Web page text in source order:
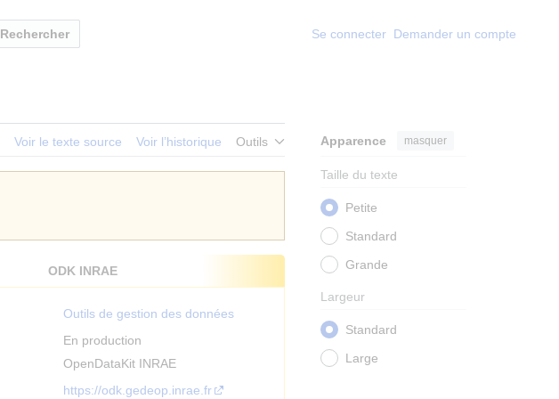
Rechercher Se connecter Demander un compte
Voir le texte source Voir l’historique Outils Apparence masquer
Taille du texte
Petite
Standard
Grande
Largeur
Standard
Large
ODK INRAE
Outils de gestion des données
En production
OpenDataKit INRAE
https://odk.gedeop.inrae.fr